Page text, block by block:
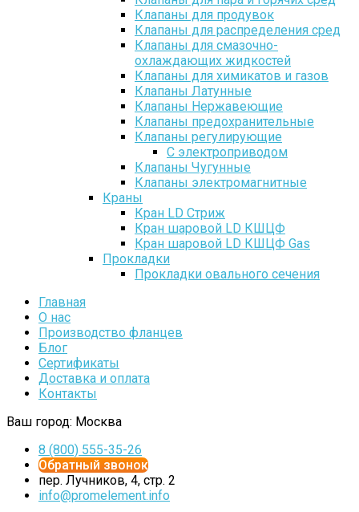
Клапаны для продувок
Клапаны для распределения сред
Клапаны для смазочно-
охлаждающих жидкостей
Клапаны для химикатов и газов
Клапаны Латунные
Клапаны Нержавеющие
Клапаны предохранительные
Клапаны регулирующие
С электроприводом
Клапаны Чугунные
Клапаны электромагнитные
Краны
Кран LD Стриж
Кран шаровой LD КШЦФ
Кран шаровой LD КШЦФ Gas
Прокладки
Прокладки овального сечения
Главная
О нас
Производство фланцев
Блог
Сертификаты
Доставка и оплата
Контакты
Ваш город: Москва
8 (800) 555-35-26
Обратный звонок
пер. Лучников, 4, стр. 2
info@promelement.info